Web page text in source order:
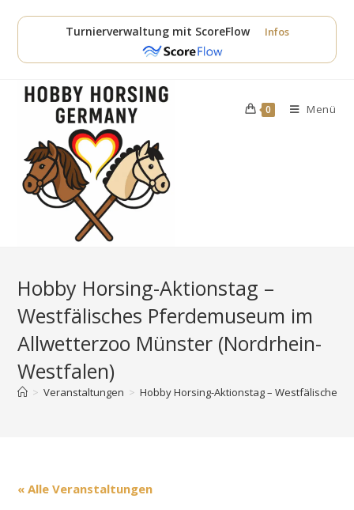
Inhalt
Turnierverwaltung mit ScoreFlow Infos
0 Menü
Hobby Horsing-Aktionstag –
Westfälisches Pferdemuseum im
Allwetterzoo Münster (Nordrhein-
Westfalen)
> Veranstaltungen > Hobby Horsing-Aktionstag – Westfälisches
« Alle Veranstaltungen